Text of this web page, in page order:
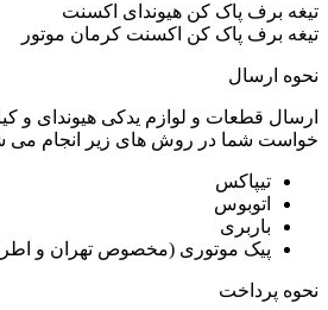
تیغه برف پاک کن هیوندای اکسنت
تیغه برف پاک کن اکسنت کرمان موتور
نحوه ارسال
ارسال قطعات و لوازم یدکی هیوندای و
خواست شما در روش های زیر انجام می
تیپاکس
اتوبوس
باربری
پیک موتوری (مخصوص تهران و
نحوه پرداخت